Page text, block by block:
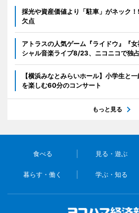
採光や資産価値より「駐車」がネック
欠点
アトラスの人気ゲーム『ライドウ』『
シャル音楽ライブ8/23、ニコニコで独
【横浜みなとみらいホール】小学生と
を楽しむ60分のコンサート
もっと見る
食べる 見る・遊ぶ
暮らす・働く 学ぶ・知る